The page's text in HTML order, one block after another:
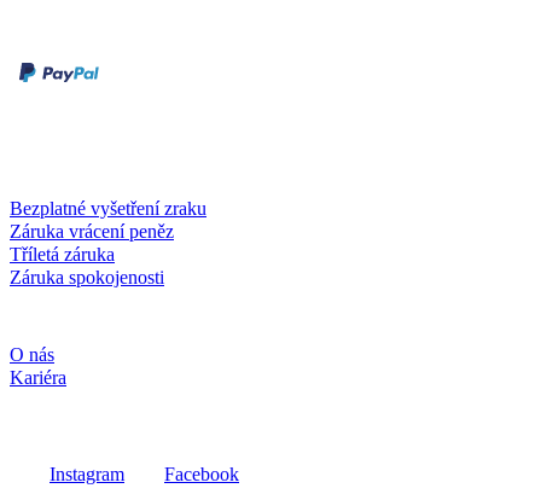
Bezplatné vyšetření zraku
Záruka vrácení peněz
Tříletá záruka
Záruka spokojenosti
O nás
Kariéra
Instagram Facebook